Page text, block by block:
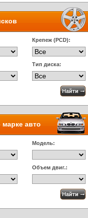
Крепеж (PCD):
Тип диска:
авто
Модель:
Объем двиг.: